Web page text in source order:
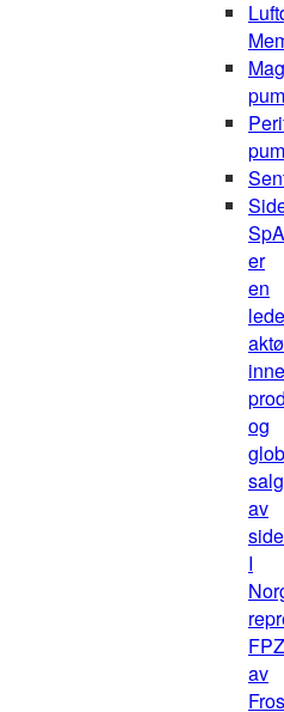
SpA
er
en
og
salg
av
I
FPZ
av